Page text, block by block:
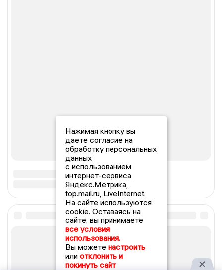
Нажимая кнопку вы
даете согласие на
обработку персональных
данных
с использованием
интернет-сервиса
Яндекс.Метрика,
top.mail.ru, LiveInternet.
На сайте используются
cookie. Оставаясь на
сайте, вы принимаете
все условия
использования.
Вы можете настроить
или отклонить и
покинуть сайт